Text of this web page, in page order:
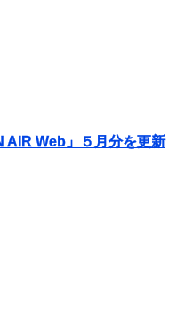
AIR Web」５月分を更新